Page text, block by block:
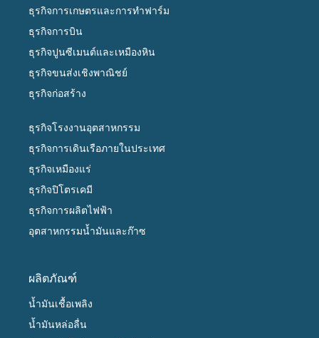
ธุรกิจการเกษตรและการทำฟาร์ม
ธุรกิจการบิน
ธุรกิจปูนซีเมนต์และเหมืองหิน
ธุรกิจขนส่งเชิงพาณิชย์
ธุรกิจก่อสร้าง
ธุรกิจโรงงานอุตสาหกรรม
ธุรกิจการเดินเรือภายในประเทศ
ธุรกิจเหมืองแร่
ธุรกิจปิโตรเคมี
ธุรกิจการผลิตไฟฟ้า
อุตสาหกรรมน้ำมันและก๊าซ
ผลิตภัณฑ์
น้ำมันเชื้อเพลิง
น้ำมันหล่อลื่น